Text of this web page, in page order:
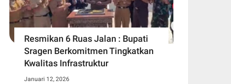
Resmikan 6 Ruas Jalan : Bupati
Sragen Berkomitmen Tingkatkan
Kwalitas Infrastruktur
Januari 12, 2026